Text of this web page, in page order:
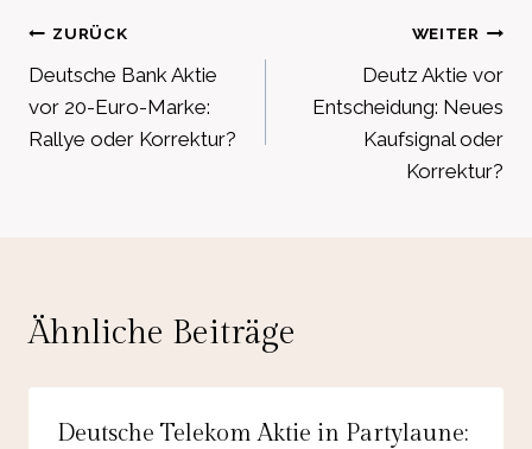
Beitragsnavigation
ZURÜCK
Deutsche Bank Aktie
vor 20-Euro-Marke:
Rallye oder Korrektur?
WEITER
Deutz Aktie vor
Entscheidung: Neues
Kaufsignal oder
Korrektur?
Ähnliche Beiträge
Deutsche Telekom Aktie in Partylaune: